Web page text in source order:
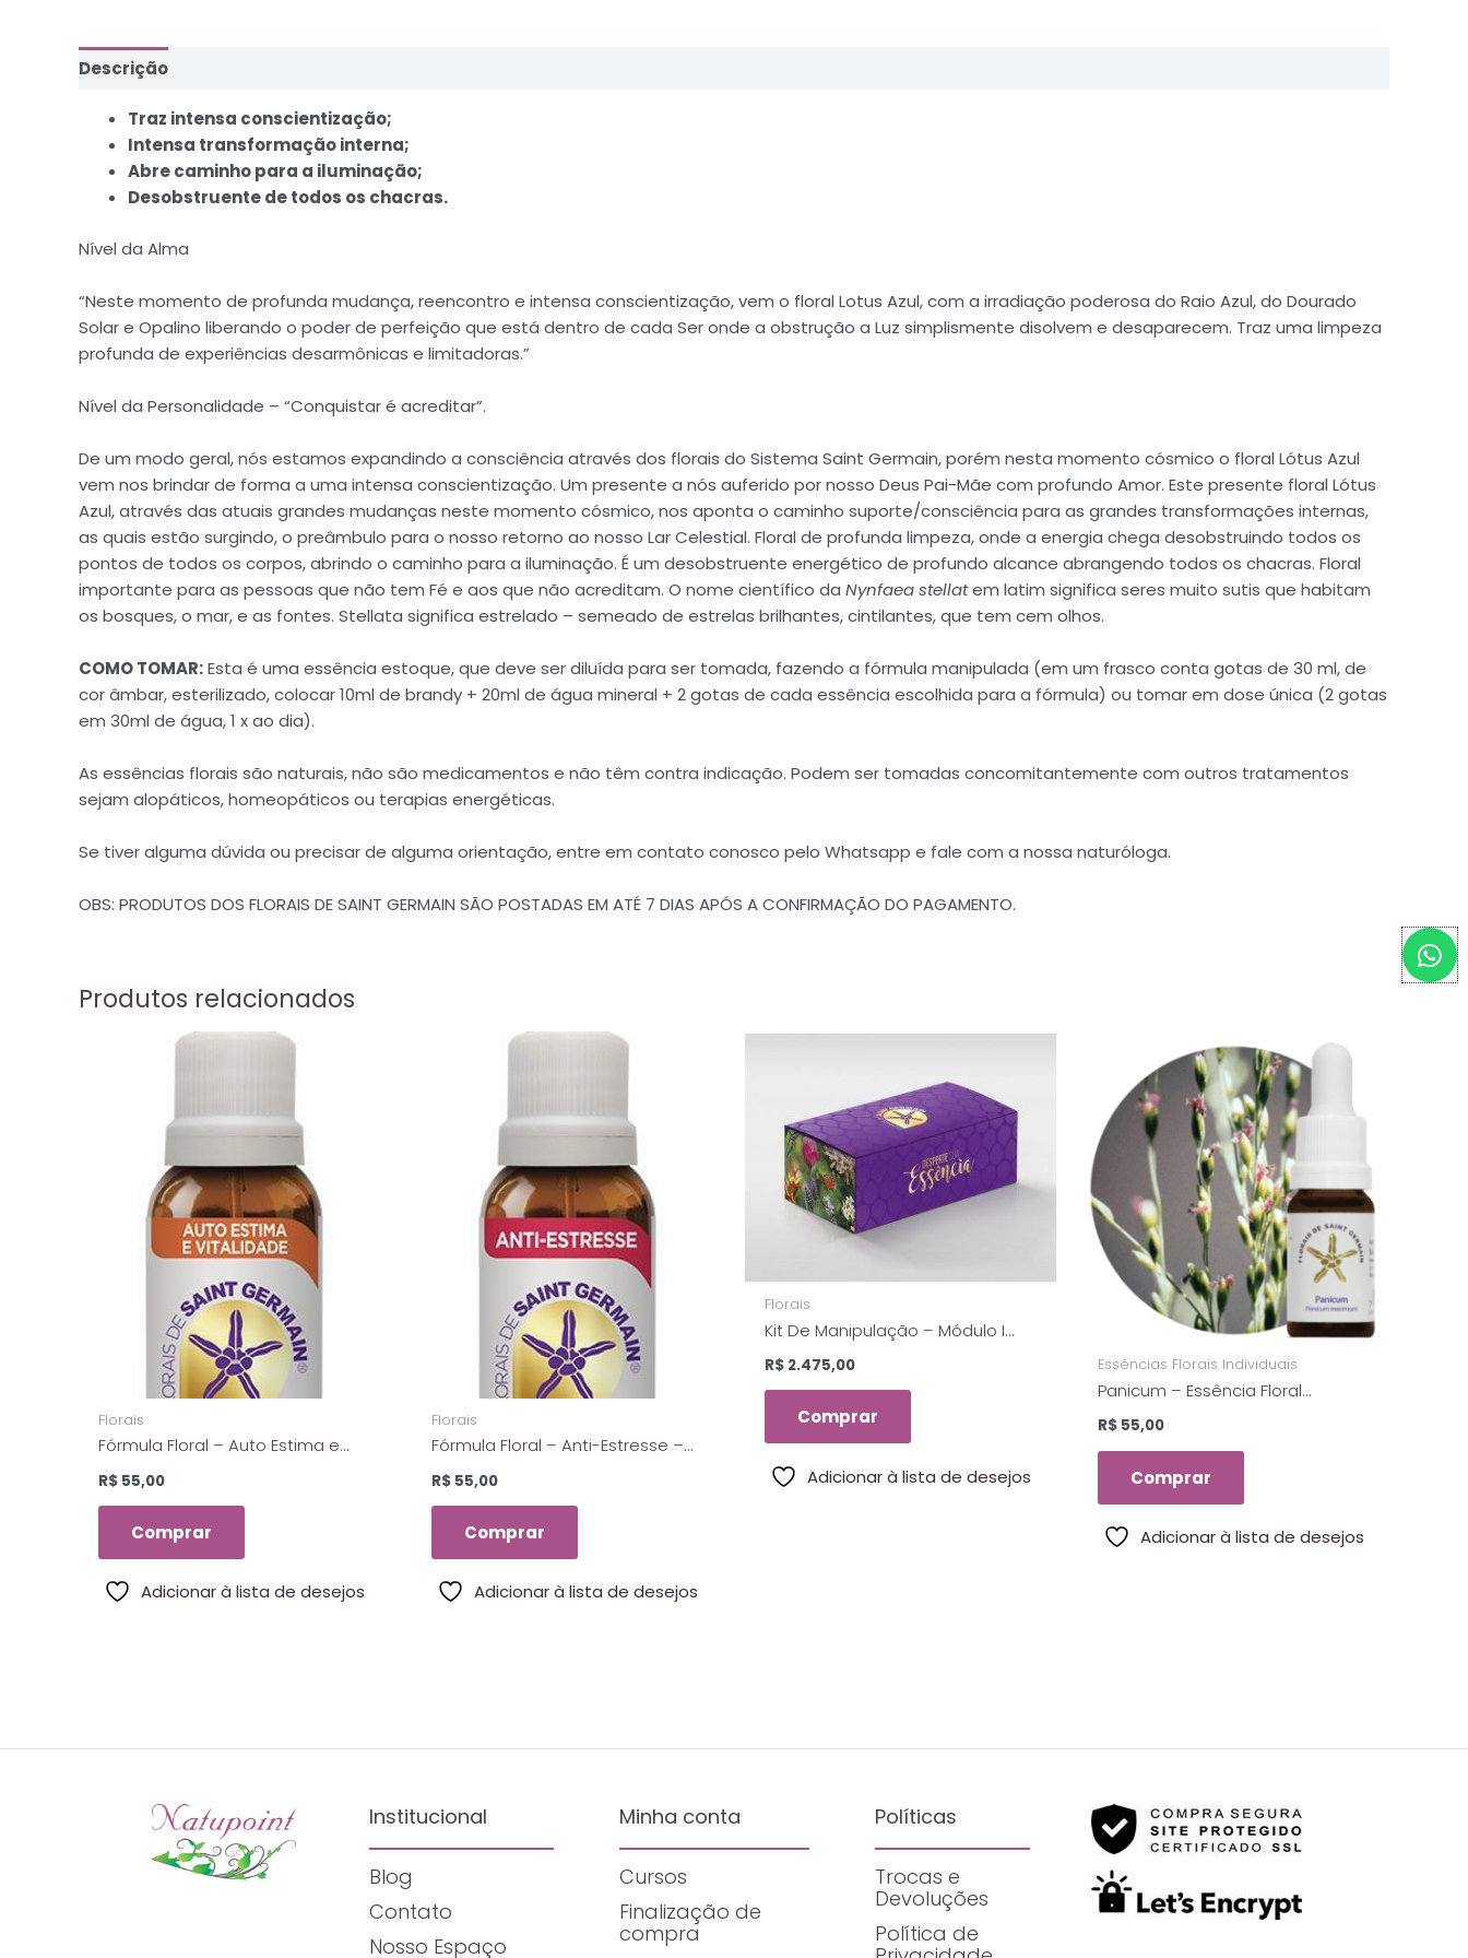
Descrição
Traz intensa conscientização;
Intensa transformação interna;
Abre caminho para a iluminação;
Desobstruente de todos os chacras.
Nível da Alma
“Neste momento de profunda mudança, reencontro e intensa conscientização, vem o floral Lotus Azul, com a irradiação poderosa do Raio Azul, do Dourado
Solar e Opalino liberando o poder de perfeição que está dentro de cada Ser onde a obstrução a Luz simplismente disolvem e desaparecem. Traz uma limpeza
profunda de experiências desarmônicas e limitadoras.”
Nível da Personalidade – “Conquistar é acreditar”.
De um modo geral, nós estamos expandindo a consciência através dos florais do Sistema Saint Germain, porém nesta momento cósmico o floral Lótus Azul
vem nos brindar de forma a uma intensa conscientização. Um presente a nós auferido por nosso Deus Pai-Mãe com profundo Amor. Este presente floral Lótus
Azul, através das atuais grandes mudanças neste momento cósmico, nos aponta o caminho suporte/consciência para as grandes transformações internas,
as quais estão surgindo, o preâmbulo para o nosso retorno ao nosso Lar Celestial. Floral de profunda limpeza, onde a energia chega desobstruindo todos os
pontos de todos os corpos, abrindo o caminho para a iluminação. É um desobstruente energético de profundo alcance abrangendo todos os chacras. Floral
importante para as pessoas que não tem Fé e aos que não acreditam. O nome científico da Nynfaea stellatem latim significa seres muito sutis que habitam
os bosques, o mar, e as fontes. Stellata significa estrelado – semeado de estrelas brilhantes, cintilantes, que tem cem olhos.
COMO TOMAR:Esta é uma essência estoque, que deve ser diluída para ser tomada, fazendo a fórmula manipulada (em um frasco conta gotas de 30 ml, de
cor âmbar, esterilizado, colocar 10ml de brandy + 20ml de água mineral + 2 gotas de cada essência escolhida para a fórmula) ou tomar em dose única (2 gotas
em 30ml de água, 1 x ao dia).
As essências florais são naturais, não são medicamentos e não têm contra indicação. Podem ser tomadas concomitantemente com outros tratamentos
sejam alopáticos, homeopáticos ou terapias energéticas.
Se tiver alguma dúvida ou precisar de alguma orientação, entre em contato conosco pelo Whatsapp e fale com a nossa naturóloga.
OBS: PRODUTOS DOS FLORAIS DE SAINT GERMAIN SÃO POSTADAS EM ATÉ 7 DIAS APÓS A CONFIRMAÇÃO DO PAGAMENTO.
Produtos relacionados
Florais
Fórmula Floral – Auto Estima e
Germain – 10 Ml
R$ 55,00
Comprar
Adicionar à lista de desejos
Florais
Fórmula Floral – Anti-Estresse –
R$ 55,00
Comprar
Adicionar à lista de desejos
Florais
Kit De Manipulação – Módulo I
Saint Germain
R$ 2.475,00
Comprar
Adicionar à lista de desejos
Essências Florais Individuais
Panicum – Essência Floral
Germain – 10ml
R$ 55,00
Comprar
Adicionar à lista de desejos
Institucional
Blog
Contato
Nosso Espaço
Minha conta
Cursos
Finalização de
compra
Políticas
Trocas e
Devoluções
Política de
W
h
a